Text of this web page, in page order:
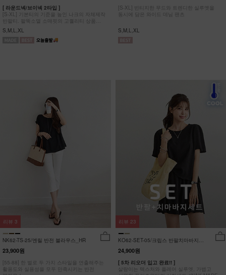
[ 라운드넥/브이넥 2타입 ]
[S-XL] 기본티의 기준을 높인 나크의 자체제작
반팔티. 팔뚝소멸 소매핏의 고퀄리티 상품
#NAK MADE.
S,M,L,XL
[S-XL] 빈티지한 무드와 트렌디한 실루엣을
동시에 담은 와이드 데님 팬츠
S,M,L,XL
NK62-TS-25/엔릴 반전 블라우스_HR
23,900원
[55-88] 한 벌로 두 가지 스타일을 연출해주는
활용도와 실용성을 모두 만족시키는 반전
리뷰 3
KO62-SET-05/크립스 반팔치마바지세
트_HR
24,900원
[ 5차 리오더 입고 완료!! ]
살랑이는 텍스처와 플레어 실루엣, 가볍고
리뷰 23